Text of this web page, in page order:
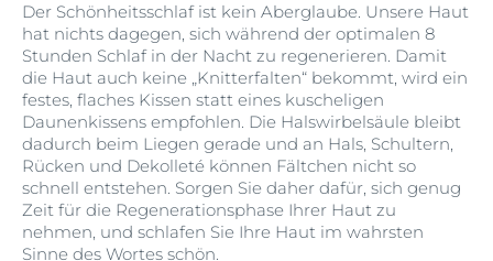
Der Schönheitsschlaf ist kein Aberglaube. Unsere Haut
hat nichts dagegen, sich während der optimalen 8
Stunden Schlaf in der Nacht zu regenerieren. Damit
die Haut auch keine „Knitterfalten“ bekommt, wird ein
festes, flaches Kissen statt eines kuscheligen
Daunenkissens empfohlen. Die Halswirbelsäule bleibt
dadurch beim Liegen gerade und an Hals, Schultern,
Rücken und Dekolleté können Fältchen nicht so
schnell entstehen. Sorgen Sie daher dafür, sich genug
Zeit für die Regenerationsphase Ihrer Haut zu
nehmen, und schlafen Sie Ihre Haut im wahrsten
Sinne des Wortes schön.